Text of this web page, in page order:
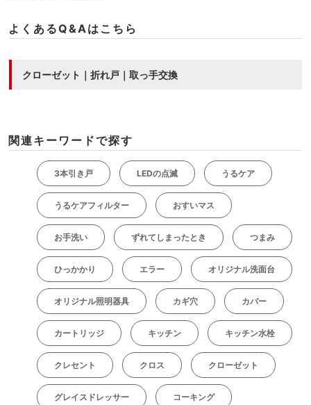
よくあるQ&Aはこちら
クローゼット｜折れ戸｜取っ手交換
関連キーワードで探す
3本引き戸 LEDの点滅 うるケア
うるケアフィルター おすいマス
お手洗い ずれてしまったとき つまみ
ひっかかり エラー オリジナル洗面台
オリジナル照明器具 カギ穴 カバー
カートリッジ キッチン キッチン水栓
クレセント クロス クローゼット
グレイスドレッサー コーキング